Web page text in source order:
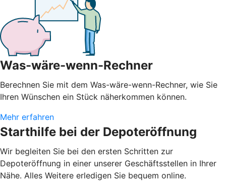
Was-wäre-wenn-Rechner
Berechnen Sie mit dem Was-wäre-wenn-Rechner, wie Sie
Ihren Wünschen ein Stück näherkommen können.
Mehr erfahren
Starthilfe bei der Depoteröffnung
Wir begleiten Sie bei den ersten Schritten zur
Depoteröffnung in einer unserer Geschäftsstellen in Ihrer
Nähe. Alles Weitere erledigen Sie bequem online.